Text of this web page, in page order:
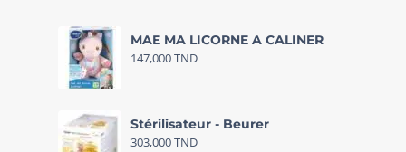
MAE MA LICORNE A CALINER
147,000TND
Stérilisateur - Beurer
303,000TND